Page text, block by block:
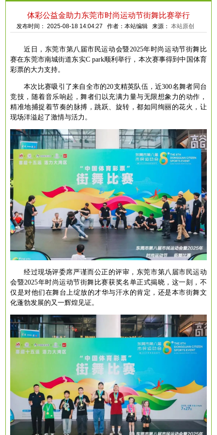
体彩公益金助力东莞市时尚运动节街舞比赛举行
发布时间： 2025-08-18 14:04:27 作者：本站编辑 来源：本站原创
近日，东莞市第八届市民运动会暨2025年时尚运动节街舞比
赛在东莞市南城街道东实C park顺利举行，本次赛事得到中国体育
彩票的大力支持。
本次比赛吸引了来自全市的20支精英队伍，近300名舞者同台
竞技，随着音乐响起，舞者们以充满力量与无限想象力的动作，
精准地捕捉着节奏的脉搏，跳跃、旋转，都如同绚丽的花火，让
现场洋溢起了激情与活力。
经过现场评委席严谨而公正的评审，东莞市第八届市民运动
会暨2025年时尚运动节街舞比赛获奖名单正式揭晓，这一刻，不
仅是对他们在舞台上绽放的才华与汗水的肯定，还是本市街舞文
化蓬勃发展的又一辉煌见证。